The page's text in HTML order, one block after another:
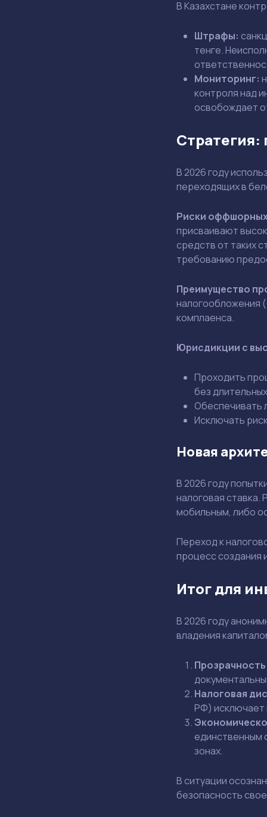
В Казахстане
Штрафы:
тенге.
Мониторинг:
контроля над
освобождает
В 2026 году
переходящих в
Риски
присваивают
средств от таких
требованию
Преимущество
налогообложения
комплаенса.
Юрисдикции с
Проходить
без
Обеспечивать
Исключать
Новая
В 2026 году
налоговая ставка.
мобильным, либо
Переход к
процесс создания
Итог для
В 2026 году
владения
Налоговая
РФ) исключает
единственным
зонах.
В ситуации
безопасность